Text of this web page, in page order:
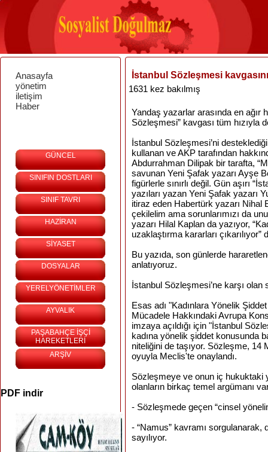
Anasayfa
yönetim
iletişim
Haber
GÜNCEL
SINIFIN DOSTLARI
SINIF TAVRI
HAZİRAN
SİYASET
DOSYALAR
YERELYÖNETİMLER
AYVALIK
PAŞABAHÇE İŞÇİ
HAREKETLERİ
ARŞİV
PDF indir
İstanbul Sözleşmesi
1631 kez bakılmış
Yandaş yazarlar arasında en ağır
Sözleşmesi” kavgası tüm hızıyla
İstanbul Sözleşmesi’ni
kullanan ve AKP tarafından
Abdurrahman Dilipak bir tarafta,
savunan Yeni Şafak yazarı Ayşe
figürlerle sınırlı değil. Gün aşırı
yazıları yazan Yeni Şafak yazarı
itiraz eden Habertürk yazarı
çekilelim ama sorunlarımızı da
yazarı Hilal Kaplan da yazıyor,
uzaklaştırma kararları
Bu yazıda, son günlerde
anlatıyoruz.
İstanbul Sözleşmesi’ne karşı
Esas adı "Kadınlara Yönelik
Mücadele Hakkındaki Avrupa
imzaya açıldığı için "İstanbul
kadına yönelik şiddet konusunda
niteliğini de taşıyor. Sözleşme, 14
oyuyla Meclis'te onaylandı.
Sözleşmeye ve onun iç hukuktaki
olanların birkaç temel argümanı
- Sözleşmede geçen “cinsel
- “Namus” kavramı sorgulanarak,
sayılıyor.